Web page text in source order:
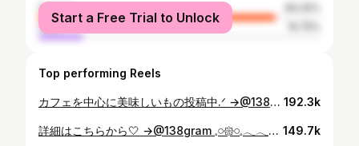
female
male
Start a Free Trial to Unlock
Top performing Reels
カフェを中心に美味しいもの投稿中.ᐟ →@138gram 𓈒𓏸𑁍𓏸𓈒𓂃𓂃𓂃𓂃𓂃𓂃𓂃𓂃𓂃𓂃𓈒𓏸𑁍𓏸𓈒 𓌉𓇋‎‎サラダランチ ¥1,350 ドリンク・パン付 6種類のパンが食べ放題のBakery Cafe 151@さん🥐※ランチ限定 パン屋さんのカフェだから美味しいに決まってる🥺🤍 塩パン、ハムチーズ、ガーリックフランスパンなど味が違うものが入ってるから飽きないのも嬉しかった🥰 サラダもお野菜もりもりで美味しかった♡ バターやオリーブオイルは追加料金でオーダーできるよ🧚🏻‍♀️ モーニングも気になるから行ってみたいな🫶🏻 一宮の駅から車で40分くらいで行けるよ♡ 堤防沿いからだと道も空いていてアクセスしやすくてオススメ🤍 ぜひ行ってみてね🥰 この日は @kaede___cafegram ちゃんと行ってきたよ〜🩷 いつもありがとう😍🫶🏻 また行こうね♡♡ 𓈒𓏸𑁍𓏸𓈒𓂃𓂃𓂃𓂃𓂃𓂃𓈒𓏸𑁍𓏸𓈒 Bakery Cafe 151@ @bakerycafe151 𖠿岐阜県海津市海津町馬目403-3 ☎︎ 0584-53-0999 ◷ morning 8:00〜10:30 lunch 11:00〜14:00 cafe time 14:00〜17:00 定休日┆（火）・第3・4月曜日 駐車場┆あり キャッシュレス┆現金のみ ※営業時間や定休日等は変更となる場合があります。 お店のHPなどでご確認をお願いいたします。 𓈒𓏸𑁍𓏸𓈒𓂃𓂃𓂃𓂃𓂃𓂃𓈒𓏸𑁍𓏸𓈒 #岐阜#一宮市#海津市#名古屋グルメ#一宮グルメ#岐阜グルメ#海津グルメ#羽島グルメ#名古屋ランチ#一宮ランチ#岐阜ランチ#海津ランチ#羽島ランチ#名古屋カフェ#一宮カフェ#岐阜カフェ#海津カフェ#羽島カフェ#名古屋モーニング#一宮モーニング#岐阜モーニング#海津モーニング#羽島グルメモーニング#bakery cafe151#japanesefood#japanesecafe#138gram 192.3k
詳細はこちらから🤍 →@138gram 𓈒𓏸𑁍𓏸𓈒𓂃𓂃𓂃𓂃𓂃𓂃𓂃𓂃𓂃𓂃𓈒𓏸𑁍𓏸𓈒 𓌉𓇋‎‎ハンバーグステーキ ¥1,850 ※数量限定 焼きたてパンが食べ放題のアンシエーヌさん♡ ホテル内に併設されてる飲食店さんです🧚🏻‍♀️ 焼きたてのパン数種類を定期的に席まで持ってきてくださいます🥺✨ 小ぶりのパンなので色んな種類を楽しめるのも嬉しい💓 全部のパン美味しいんだけど特にオススメはクロワッサン🥐 メインが美味しいのはもちろんパン以外に サラダ・ご飯もの・スープも食べ放題で この美味しさに対してコスパ良すぎ🍽️ ドリンクも飲み放題だよ🫶🏻🤍 平日でも結構混むので予約するか 当日のオープンの時間狙うのをオススメします🕊️ ぜひ行ってみてね🥰 𓈒𓏸𑁍𓏸𓈒𓂃𓂃𓂃𓂃𓂃𓂃𓈒𓏸𑁍𓏸𓈒 アンシエーヌ @classichotel_anciene138 𖠿愛知県一宮市栄3-3-10 アパホテル 尾張一宮駅前 1F ☎︎ 05055952246 ◷ lunch 11:00～15:00(L.O.14:00） dinner 17:00～21:00＜予約制＞ 定休日┆無休 駐車場┆あり※lunchのみ利用可 キャッシュレス┆クレジットカード ※営業時間や定休日等は変更となる場合があります。 お店のHPなどでご確認をお願いいたします。 𓈒𓏸𑁍𓏸𓈒𓂃𓂃𓂃𓂃𓂃𓂃𓈒𓏸𑁍𓏸𓈒 #愛知#一宮市#愛知グルメ#名古屋グルメ#一宮グルメ#岐阜グルメ#愛知ランチ#名古屋ランチ#一宮ランチ#岐阜ランチ#愛知カフェ#名古屋カフェ#一宮カフェ#岐阜カフェ#愛知モーニング#名古屋モーニング#一宮モーニング#岐阜モーニング#アンシエーヌ#パン#パン食べ放題#愛知観光#名古屋観光#japanesefood#japansecafe#138gram 149.7k